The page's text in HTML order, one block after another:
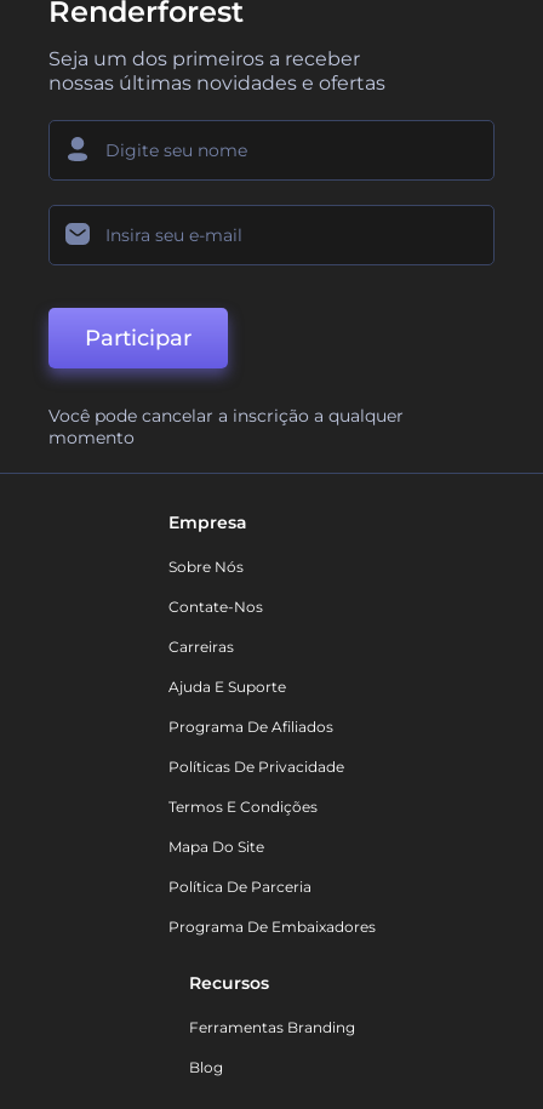
Renderforest
Seja um dos primeiros a receber
nossas últimas novidades e ofertas
Participar
Você pode cancelar a inscrição a qualquer
momento
Empresa
Sobre Nós
Contate-Nos
Carreiras
Ajuda E Suporte
Programa De Afiliados
Políticas De Privacidade
Termos E Condições
Mapa Do Site
Política De Parceria
Programa De Embaixadores
Recursos
Ferramentas Branding
Blog